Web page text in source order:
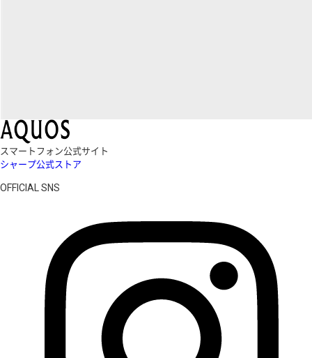
スマートフォン公式サイト
シャープ公式ストア
OFFICIAL SNS